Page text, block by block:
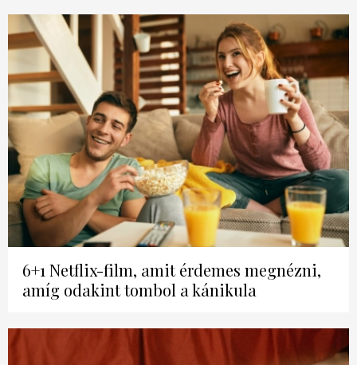
6+1 Netflix-film, amit érdemes megnézni,
amíg odakint tombol a kánikula